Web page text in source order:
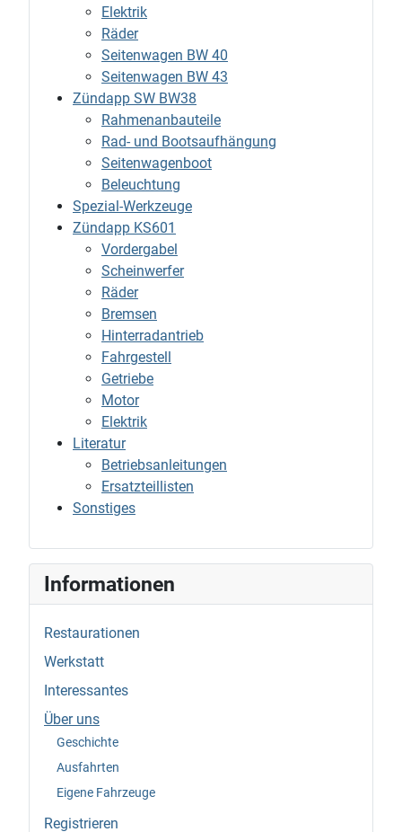
Elektrik
Räder
Seitenwagen BW 40
Seitenwagen BW 43
Zündapp SW BW38
Rahmenanbauteile
Rad- und Bootsaufhängung
Seitenwagenboot
Beleuchtung
Spezial-Werkzeuge
Zündapp KS601
Vordergabel
Scheinwerfer
Räder
Bremsen
Hinterradantrieb
Fahrgestell
Getriebe
Motor
Elektrik
Literatur
Betriebsanleitungen
Ersatzteillisten
Sonstiges
Informationen
Restaurationen
Werkstatt
Interessantes
Über uns
Geschichte
Ausfahrten
Eigene Fahrzeuge
Registrieren